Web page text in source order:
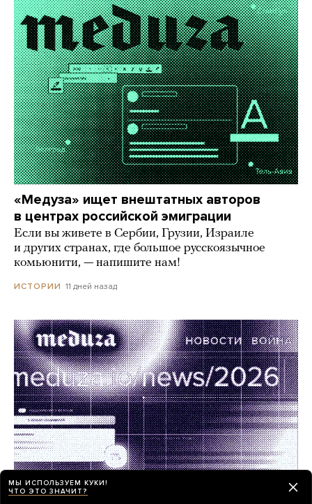
«Медуза» ищет внештатных авторов
в центрах российской эмиграции
Если вы живете в Сербии, Грузии, Израиле
и других странах, где большое русскоязычное
комьюнити, — напишите нам!
ИСТОРИИ 11 дней назад
МЫ ИСПОЛЬЗУЕМ КУКИ!
ЧТО ЭТО ЗНАЧИТ?